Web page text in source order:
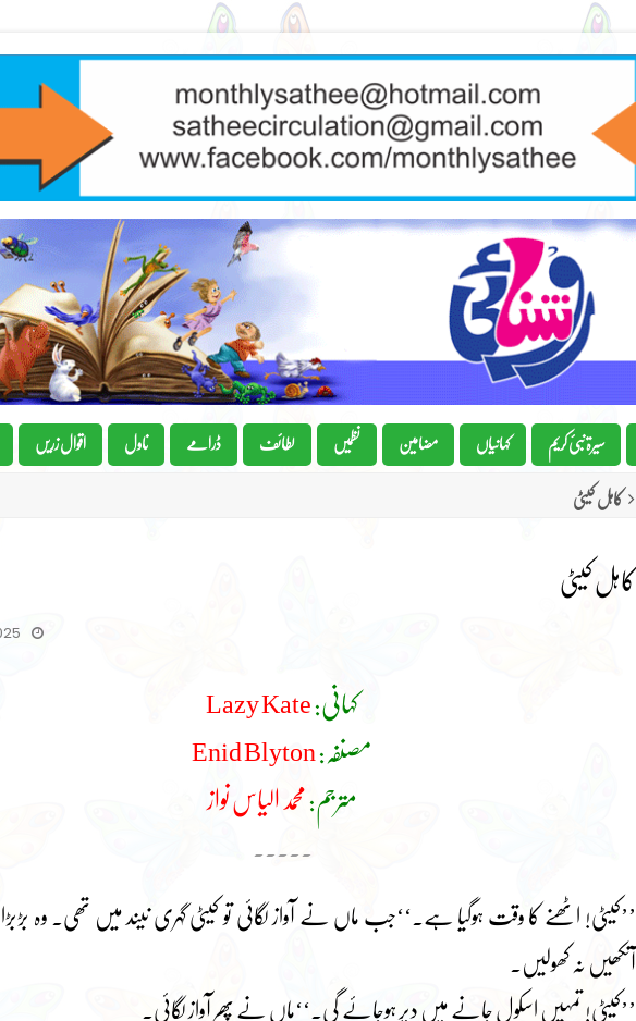
سیرۃ نبیٔ کریم کہانیاں مضامین نظمیں لطائف ڈرامے ناول اقوال زریں
کاہل کیٹی
کاہل کیٹی
کہانی:
مصنفہ:
مترجم: محمد الیاس نواز
’’کیٹی! اٹھنے کا وقت ہوگیا ہے۔‘‘جب ماں نے آواز لگائی تو کیٹی گہری نیند میں تھی۔ وہ
آنکھیں نہ کھولیں۔
’’کیٹی! تمہیں اسکول جانے میں دیر ہوجائے گی۔‘‘ماں نے پھر آواز لگائی۔